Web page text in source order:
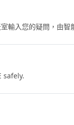
輸入您的疑問，由智
safely.